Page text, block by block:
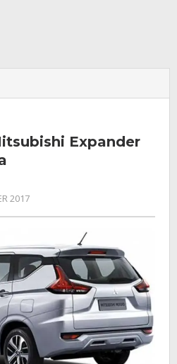
Expander
2017